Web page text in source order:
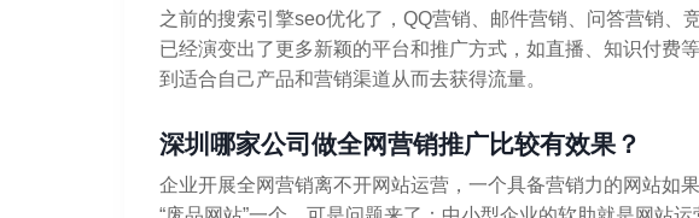
之前的搜索引擎seo优化了，QQ营销、邮件营销、问答营销、
已经演变出了更多新颖的平台和推广方式，如直播、知识付费
到适合自己产品和营销渠道从而去获得流量。
深圳哪家公司做全网营销推广比较有效果？
企业开展全网营销离不开网站运营，一个具备营销力的网站如